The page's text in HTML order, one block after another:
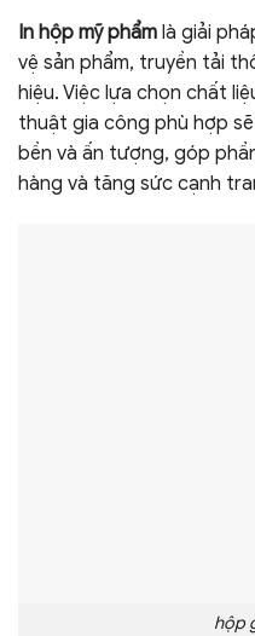
In hộp mỹ phẩm là giải
vệ sản phẩm, truyền tải
hiệu. Việc lựa chọn chất
thuật gia công phù hợp
bền và ấn tượng, góp
hàng và tăng sức cạnh
hộp